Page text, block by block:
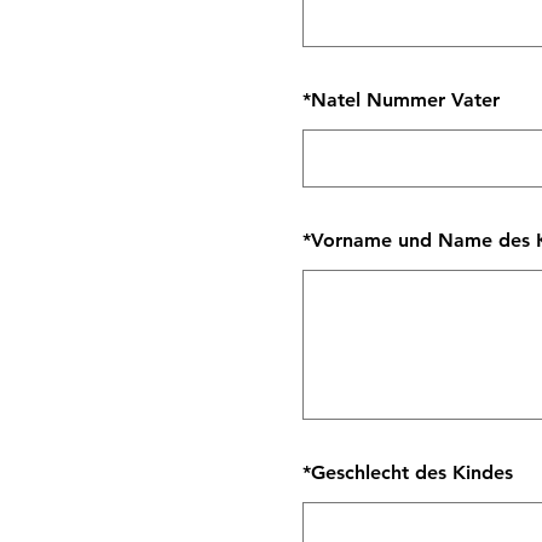
*Natel Nummer Vater
*Vorname und Name des
*Geschlecht des Kindes